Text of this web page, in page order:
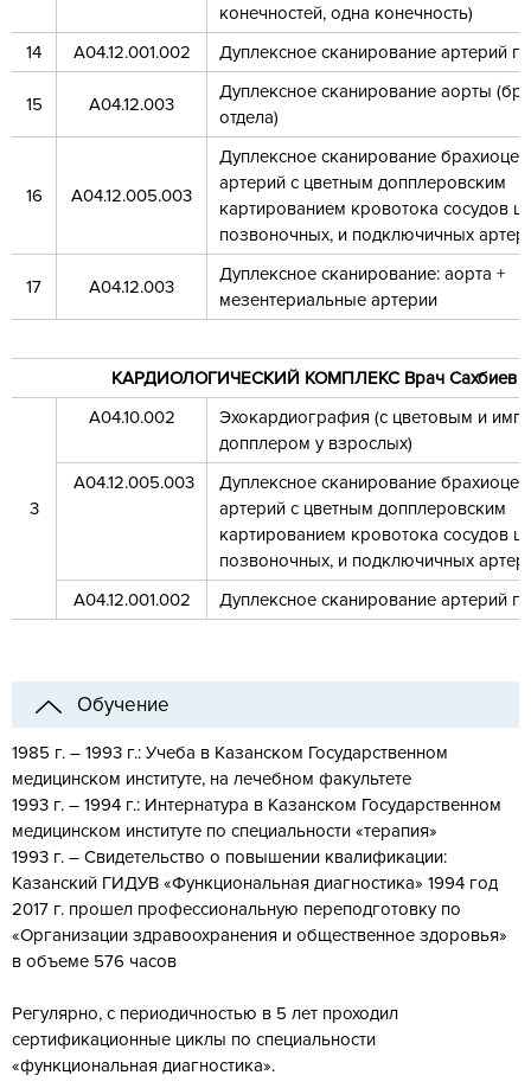
конечностей, одна конечность)
14
А04.12.001.002 Дуплексное сканирование артерий
15 А04.12.003
Дуплексное сканирование аорты
отдела)
16 А04.12.005.003
Дуплексное сканирование
артерий с цветным допплеровским
картированием кровотока сосудов
позвоночных, и подключичных
17 А04.12.003
Дуплексное сканирование: аорта +
мезентериальные артерии
КАРДИОЛОГИЧЕСКИЙ КОМПЛЕКС Врач Сахбиев
3
А04.10.002
Эхокардиография (с цветовым и
допплером у взрослых)
А04.12.005.003
Дуплексное сканирование
артерий с цветным допплеровским
картированием кровотока сосудов
позвоночных, и подключичных
А04.12.001.002
Дуплексное сканирование артерий
Обучение
1985 г. – 1993 г.: Учеба в Казанском Государственном
медицинском институте, на лечебном факультете
1993 г. – 1994 г.: Интернатура в Казанском Государственном
медицинском институте по специальности «терапия»
1993 г. – Свидетельство о повышении квалификации:
Казанский ГИДУВ «Функциональная диагностика» 1994 год
2017 г. прошел профессиональную переподготовку по
«Организации здравоохранения и общественное здоровья»
в объеме 576 часов
Регулярно, с периодичностью в 5 лет проходил
сертификационные циклы по специальности
«функциональная диагностика».